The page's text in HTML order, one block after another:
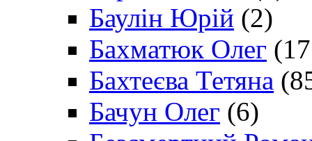
Баулін Юрій (2)
Бахматюк Олег
Бахтеєва Тетяна
Бачун Олег (6)